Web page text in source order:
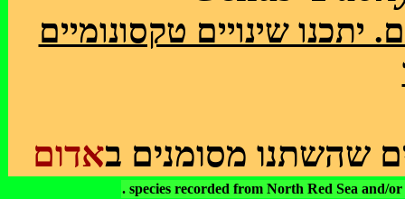
שינויים טקסונומיים
שהשתנו מסומנים באדום
. species recorded from North Red Sea and/